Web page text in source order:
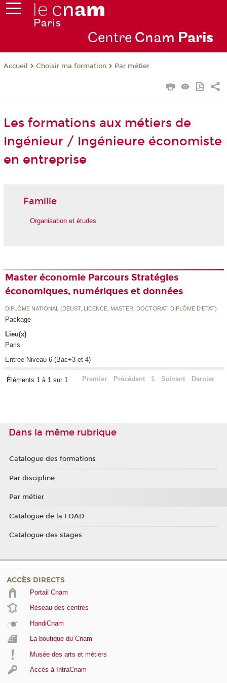
Centre Cnam Paris
Accueil Choisir ma formation Par métier
Les formations aux métiers de
Ingénieur / Ingénieure économiste
en entreprise
Famille
Organisation et études
Master économie Parcours Stratégies
économiques, numériques et données
DIPLÔME NATIONAL (DEUST, LICENCE, MASTER, DOCTORAT, DIPLÔME D'ETAT)
Package
Lieu(x)
Paris
Entrée Niveau 6 (Bac+3 et 4)
Éléments 1 à 1 sur 1 Premier Précédent 1 Suivant Dernier
Dans la même rubrique
Catalogue des formations
Par discipline
Par métier
Catalogue de la FOAD
Catalogue des stages
ACCÈS DIRECTS
Portail Cnam
Réseau des centres
HandiCnam
La boutique du Cnam
Musée des arts et métiers
Accès à IntraCnam